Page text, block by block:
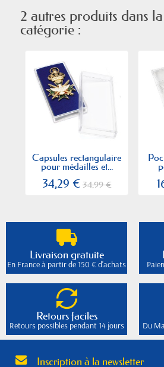
2 autres produits dans
catégorie :
Capsules rectangulaire
pour médailles et...
34,29 €34,99 €
Livraison gratuite
En France à partir de 150 € d'achats
Retours faciles
Retours possibles pendant 14 jours Du
Inscription à la newsletter